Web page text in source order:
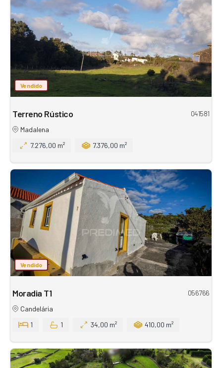
Vendido
Terreno Rústico
041581
Madalena
7.276,00 m²
7.376,00 m²
Vendido
Moradia T1
056766
Candelária
1
1 34,00 m² 410,00 m²